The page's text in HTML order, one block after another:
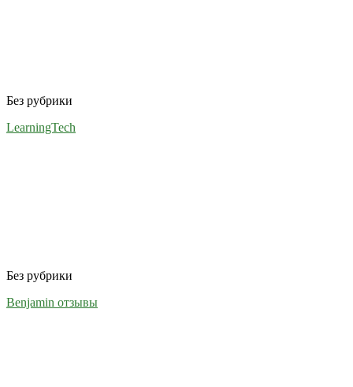
Без рубрики
LearningTech
Без рубрики
Benjamin отзывы